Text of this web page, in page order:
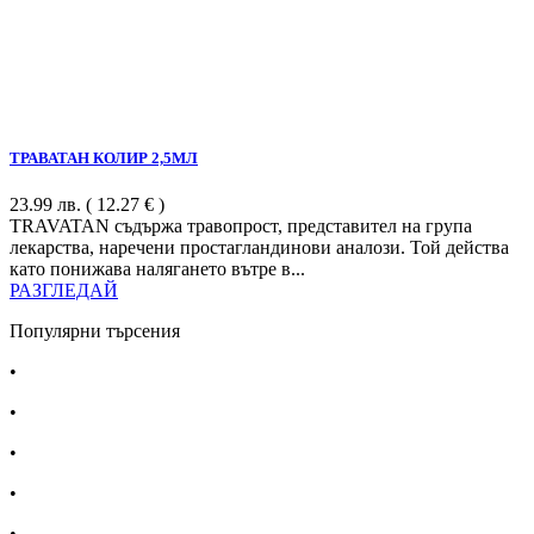
ТРАВАТАН КОЛИР 2,5МЛ
23.99 лв. ( 12.27 € )
TRAVATAN съдържа травопрост, представител на група
лекарства, наречени простагландинови аналози. Той действа
като понижава налягането вътре в...
РАЗГЛЕДАЙ
Популярни търсения
•
•
•
•